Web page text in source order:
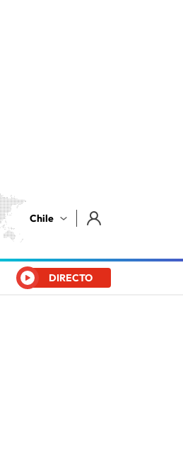
Chile
DIRECTO